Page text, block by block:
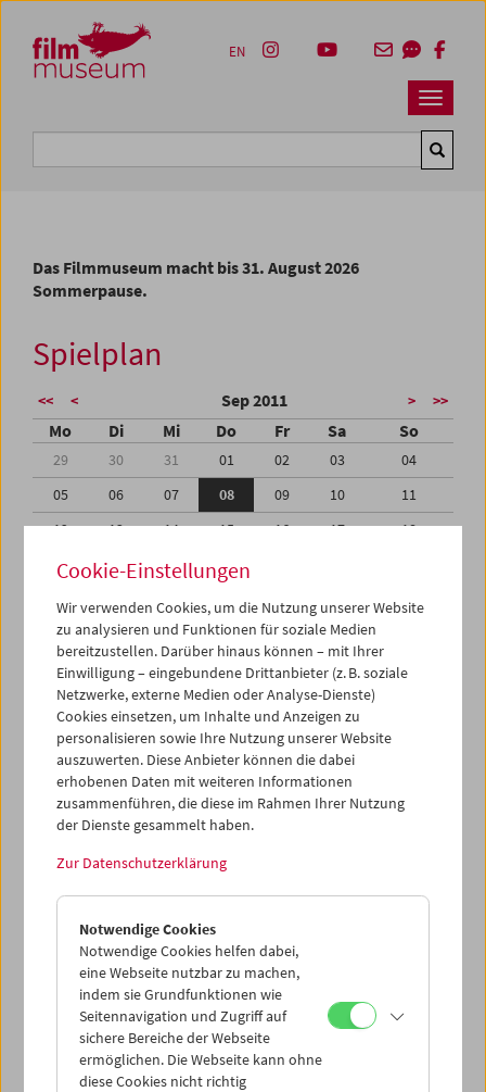
Zum Inhalt
Zum Hauptmenü
Zur Servicenavigation
Zum Suche
Navbar
EN
Das Filmmuseum macht bis 31. August 2026
Sommerpause.
Spielplan
<< < Sep 2011 > >>
Mo Di Mi Do Fr Sa So
29 30 31 01 02 03
04
05
06 07 08 09 10
11
12
13 14 15 16 17
18
19
20 21 22
26
28 30
02
03
04 05 06 07 08
iCalender
Programmheft-PDF
English language or subtitles
< Vorherige Woche
Mo 5.9.
Di 6.9.
Mi 7.9.
Do 8.9.
Cookie-Einstellungen
Wir verwenden Cookies, um die Nutzung unserer Website
zu analysieren und Funktionen für soziale Medien
bereitzustellen. Darüber hinaus können – mit Ihrer
Einwilligung – eingebundene Drittanbieter (z. B. soziale
Netzwerke, externe Medien oder Analyse-Dienste)
Cookies einsetzen, um Inhalte und Anzeigen zu
personalisieren sowie Ihre Nutzung unserer Website
auszuwerten. Diese Anbieter können die dabei
erhobenen Daten mit weiteren Informationen
zusammenführen, die diese im Rahmen Ihrer Nutzung
der Dienste gesammelt haben.
Zur Datenschutzerklärung
Notwendige Cookies
Notwendige Cookies helfen dabei,
eine Webseite nutzbar zu machen,
indem sie Grundfunktionen wie
Seitennavigation und Zugriff auf
sichere Bereiche der Webseite
ermöglichen. Die Webseite kann ohne
diese Cookies nicht richtig